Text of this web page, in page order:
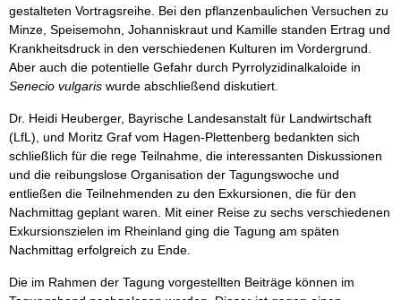
gestalteten Vortragsreihe. Bei den pflanzenbaulichen Versuchen zu
Minze, Speisemohn, Johanniskraut und Kamille standen Ertrag und
Krankheitsdruck in den verschiedenen Kulturen im Vordergrund.
Aber auch die potentielle Gefahr durch Pyrrolyzidinalkaloide in
Senecio vulgaris wurde abschließend diskutiert.
Dr. Heidi Heuberger, Bayrische Landesanstalt für Landwirtschaft
(LfL), und Moritz Graf vom Hagen-Plettenberg bedankten sich
schließlich für die rege Teilnahme, die interessanten Diskussionen
und die reibungslose Organisation der Tagungswoche und
entließen die Teilnehmenden zu den Exkursionen, die für den
Nachmittag geplant waren. Mit einer Reise zu sechs verschiedenen
Exkursionszielen im Rheinland ging die Tagung am späten
Nachmittag erfolgreich zu Ende.
Die im Rahmen der Tagung vorgestellten Beiträge können im